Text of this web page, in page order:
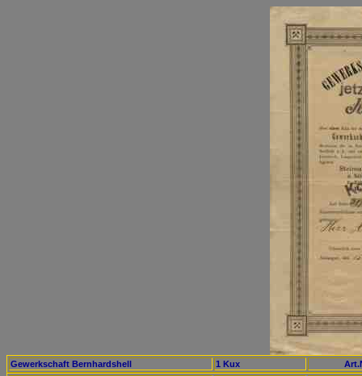
Gewerkschaft Bernhardshell 1 Kux